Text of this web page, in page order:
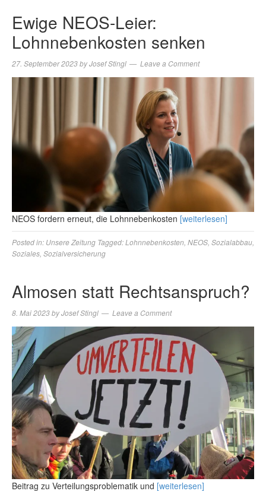
Ewige NEOS-Leier:
Lohnnebenkosten senken
27. September 2023byJosef Stingl Leave a Comment
NEOS fordern erneut, die Lohnnebenkosten [weiterlesen]
Posted in: Unsere Zeitung Tagged:Lohnnebenkosten NEOS Sozialabbau
Soziales Sozialversicherung
Almosen statt Rechtsanspruch?
8. Mai 2023byJosef Stingl Leave a Comment
Beitrag zu Verteilungsproblematik und [weiterlesen]